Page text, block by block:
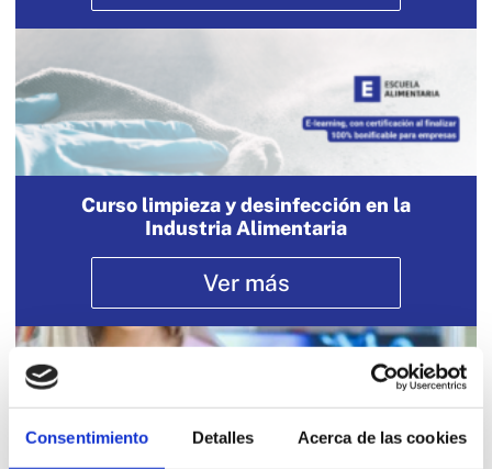
Consentimiento Detalles Acerca de las cookies
Curso limpieza y desinfección en la
Industria Alimentaria
Ver más